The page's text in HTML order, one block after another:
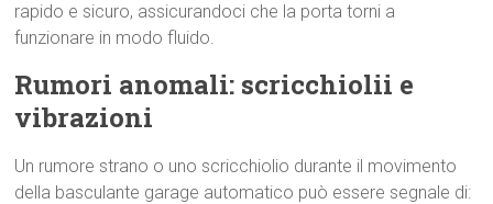
rapido e sicuro, assicurandoci che la porta torni a
funzionare in modo fluido.
Rumori anomali: scricchiolii e
vibrazioni
Un rumore strano o uno scricchiolio durante il movimento
della basculante garage automatico può essere segnale di: